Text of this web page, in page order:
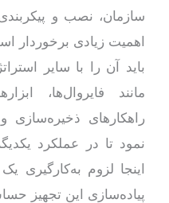
سازمان، نصب و
باید آن را با سایر
مانند فایروال‌ها،
راهکارهای ذخیره‌سازی
نمود تا در عملکرد
اینجا لزوم به‌کارگیری
پیاده‌سازی این تجهیز